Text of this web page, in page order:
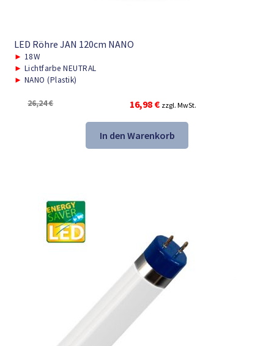
LED Röhre JAN 120cm NANO
► 18W
► Lichtfarbe NEUTRAL
► NANO (Plastik)
26,24€
Ursprünglicher
war:
26,24 €
16,98 €Aktueller
ist:
16,98 €.
zzgl. MwSt.
In den Warenkorb